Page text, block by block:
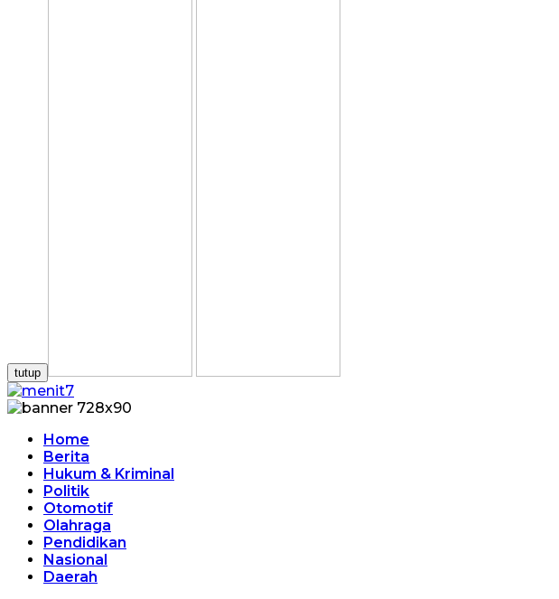
tutup
Home
Berita
Hukum & Kriminal
Politik
Otomotif
Olahraga
Pendidikan
Nasional
Daerah